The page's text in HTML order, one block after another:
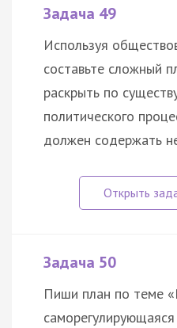
Задача 49
Используя
составьте сложный
раскрыть по
политического
должен содержать
Задача 50
Пиши план по теме